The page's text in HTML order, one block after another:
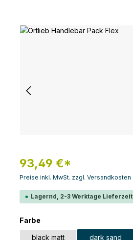
Bildergalerie überspringen
93,49 €*
Preise inkl. MwSt. zzgl. Versandkosten
Lagernd, 2-3 Werktage Lieferzeit
Farbeauswählen
black matt dark sand